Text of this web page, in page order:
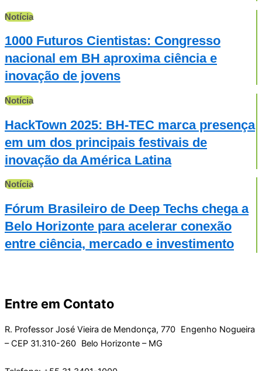
Notícia
1000 Futuros Cientistas: Congresso
nacional em BH aproxima ciência e
inovação de jovens
Notícia
HackTown 2025: BH-TEC marca presença
em um dos principais festivais de
inovação da América Latina
Notícia
Fórum Brasileiro de Deep Techs chega a
Belo Horizonte para acelerar conexão
entre ciência, mercado e investimento
Entre em Contato
R. Professor José Vieira de Mendonça, 770 Engenho Nogueira
– CEP 31.310-260 Belo Horizonte – MG